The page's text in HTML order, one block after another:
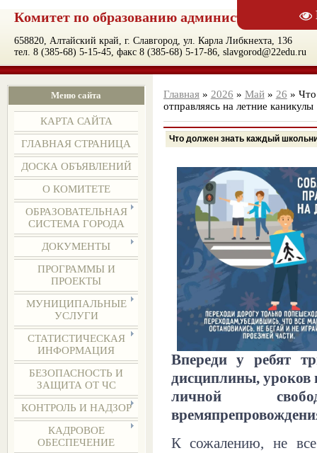
Комитет по образованию администрации
658820, Алтайский край, г. Славгород, ул. Карла Либкнехта, 136
тел. 8 (385-68) 5-15-45, факс 8 (385-68) 5-17-86, slavgorod@22edu.ru
Меню сайта
КАРТА САЙТА
ГЛАВНАЯ СТРАНИЦА
ДОСКА ОБЪЯВЛЕНИЙ
О КОМИТЕТЕ
ОБРАЗОВАТЕЛЬНАЯ
СИСТЕМА ГОРОДА
ДОКУМЕНТЫ
ПРОГРАММЫ И
ПРОЕКТЫ
МУНИЦИПАЛЬНЫЕ
УСЛУГИ
СТАТИСТИЧЕСКАЯ
ИНФОРМАЦИЯ
БЕЗОПАСНОСТЬ И
ЗАЩИТА ОТ ЧС
КОНТРОЛЬ И НАДЗОР
КАДРОВОЕ
ОБЕСПЕЧЕНИЕ
Главная» 2026 » Май » 26 »
отправляясь на летние каникулы
Что должен знать каждый
Впереди у ребят
дисциплины, уроков
личной
К сожалению, не